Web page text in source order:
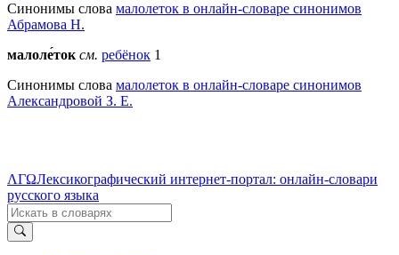
Синонимы слова малолеток в онлайн-словаре синонимов
Абрамова Н.
малоле́ток см. ребёнок 1
Синонимы слова малолеток в онлайн-словаре синонимов
Александровой З. Е.
ΛΓΩЛексикографический интернет-портал: онлайн-словари
русского языка